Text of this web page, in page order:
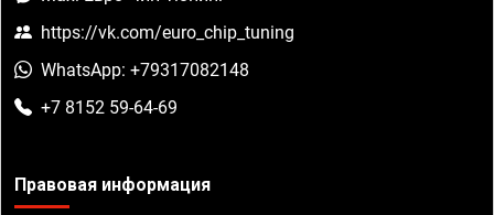
https://vk.com/euro_chip_tuning
WhatsApp: +79317082148
+7 8152 59-64-69
Правовая информация